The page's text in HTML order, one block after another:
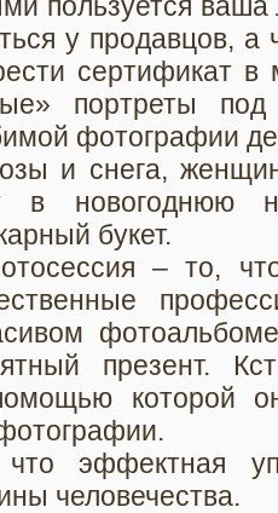
у продавцов,
сертификат в
портреты
фотографии
и снега,
в новогоднюю
букет.
– то,
презент.
которой
эффектная
человечества.